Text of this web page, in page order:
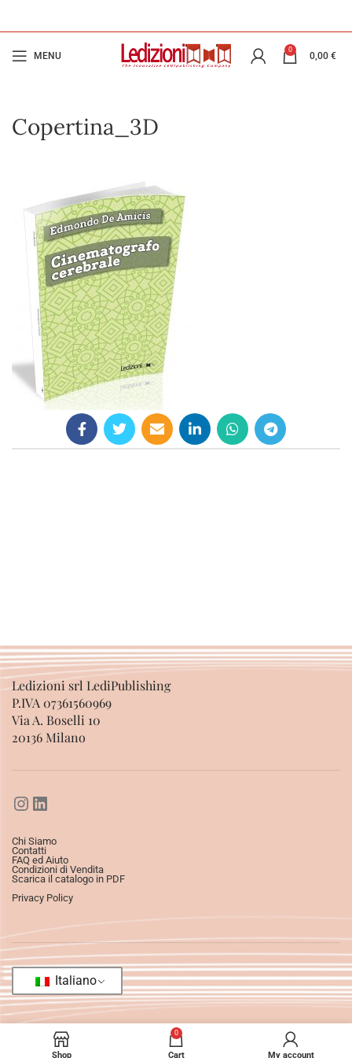
MENU
0
0,00 €
Copertina_3D
Ledizioni srl LediPublishing
P.IVA 07361560969
Via A. Boselli 10
20136 Milano
Chi Siamo
Contatti
FAQ ed Aiuto
Condizioni di Vendita
Scarica il catalogo in PDF
Privacy Policy
Italiano
Shop
0
Cart My account